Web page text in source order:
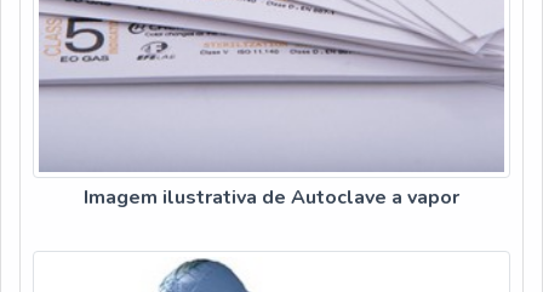
Imagem ilustrativa de Autoclave a vapor